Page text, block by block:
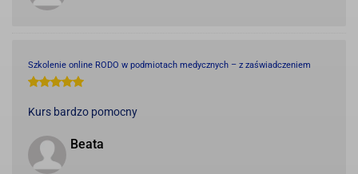
Szkolenie online RODO w podmiotach medycznych – z zaświadczeniem
Kurs bardzo pomocny
Beata